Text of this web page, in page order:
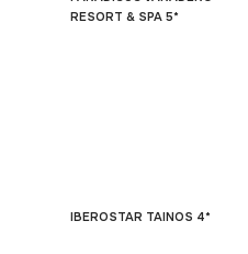
RESORT & SPA 5*
IBEROSTAR TAINOS 4*